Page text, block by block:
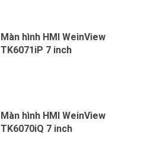
Màn hình HMI WeinView
TK6071iP 7 inch
Màn hình HMI WeinView
TK6070iQ 7 inch